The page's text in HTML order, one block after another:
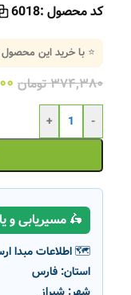
کد محصول :6018
⭐ با خرید این
۳۷۴,۳۸۰تومان
-
+
🛵 مسیریابی و
🗺️ اطلاعات مبدا
استان: فارس